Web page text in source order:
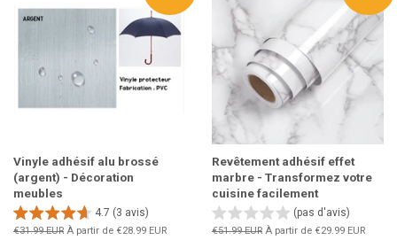
Vinyle adhésif alu brossé
(argent) - Décoration
meubles
4.7 (3 avis)
Prix
€31.99 EUR À partir de €28.99 EUR
Revêtement adhésif effet
marbre - Transformez votre
cuisine facilement
(pas d'avis)
Prix
€51.99 EUR À partir de €29.99 EUR